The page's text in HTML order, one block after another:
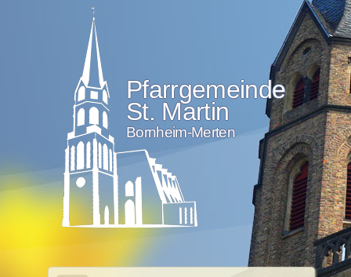
Pfarrgemeinde
St. Martin
Bornheim-Merten